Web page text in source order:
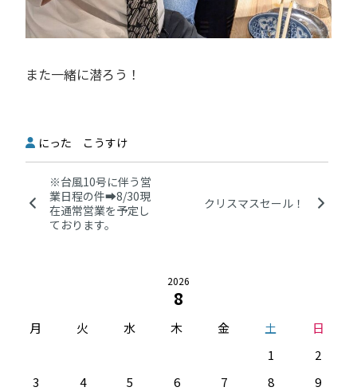
また一緒に潜ろう！
にった こうすけ
※台風10号に伴う営
業日程の件➡8/30現
在通常営業を予定し
ております。
クリスマスセール！
2026
8
月 火 水 木 金 土
日
1
2
3
4 5 6 7 8
9